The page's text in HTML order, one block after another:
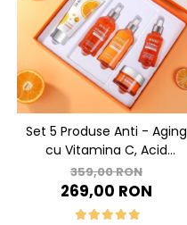
Set 5 Produse Anti - Aging
cu Vitamina C, Acid
Hialuronic si Niacinamide
pentru Luminozitate - Dr.
Rashel Skin Care
359,00 RON
269,00 RON